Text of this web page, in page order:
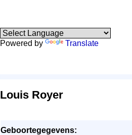
Powered by Translate
Louis Royer
Geboortegegevens: